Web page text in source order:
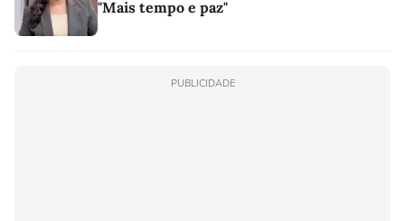
"Mais tempo e paz"
PUBLICIDADE